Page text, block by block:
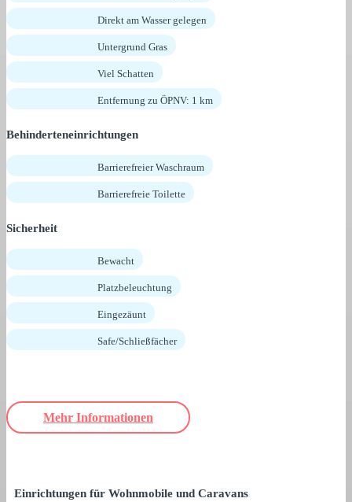
Direkt am Wasser gelegen
Untergrund Gras
Viel Schatten
Entfernung zu ÖPNV: 1 km
Behinderteneinrichtungen
Barrierefreier Waschraum
Barrierefreie Toilette
Sicherheit
Bewacht
Platzbeleuchtung
Eingezäunt
Safe/Schließfächer
Mehr Informationen
Einrichtungen für Wohnmobile und Caravans